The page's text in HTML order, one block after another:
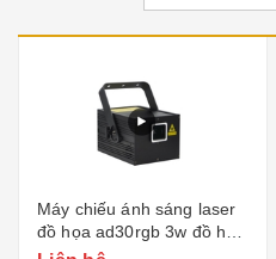
Máy chiếu ánh sáng laser
đồ họa ad30rgb 3w đồ họa
dj ktv